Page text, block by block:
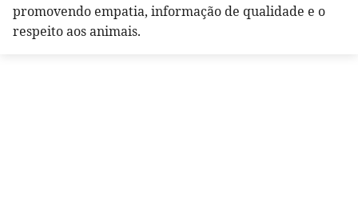
promovendo empatia, informação de qualidade e o
respeito aos animais.